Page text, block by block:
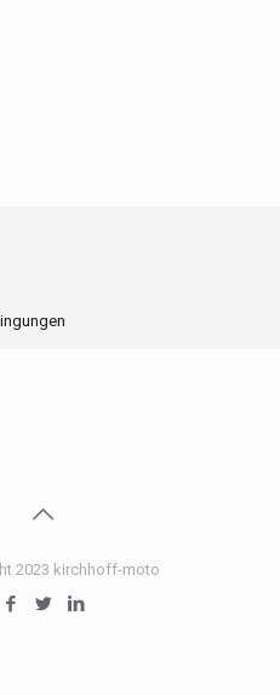
2023 kirchhoff-moto